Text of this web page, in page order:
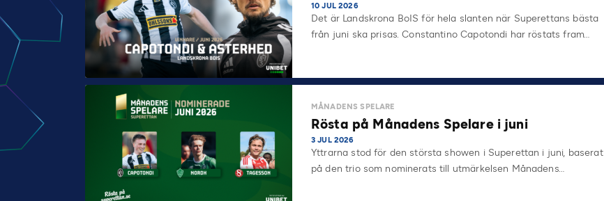
10 JUL 2026
Det är Landskrona BoIS för hela slanten när Superettans bästa
från juni ska prisas. Constantino Capotondi har röstats fram…
MÅNADENS SPELARE
Rösta på Månadens Spelare i juni
3 JUL 2026
Yttrarna stod för den största showen i Superettan i juni, baserat
på den trio som nominerats till utmärkelsen Månadens…